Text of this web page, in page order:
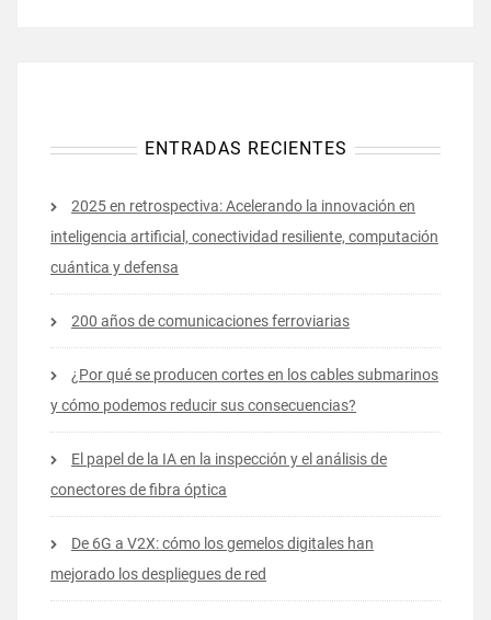
ENTRADAS RECIENTES
2025 en retrospectiva: Acelerando la innovación en
inteligencia artificial, conectividad resiliente, computación
cuántica y defensa
200 años de comunicaciones ferroviarias
¿Por qué se producen cortes en los cables submarinos
y cómo podemos reducir sus consecuencias?
El papel de la IA en la inspección y el análisis de
conectores de fibra óptica
De 6G a V2X: cómo los gemelos digitales han
mejorado los despliegues de red